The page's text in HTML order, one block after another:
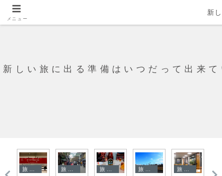
新しい旅に出る準備はいつだって出来
ロ
メニュー
新